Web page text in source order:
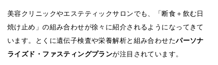
美容クリニックやエステティックサロンでも、「断食＋飲む日
焼け止め」の組み合わせが徐々に紹介されるようになってきて
います。とくに遺伝子検査や栄養解析と組み合わせたパーソナ
ライズド・ファスティングプランが注目されています。